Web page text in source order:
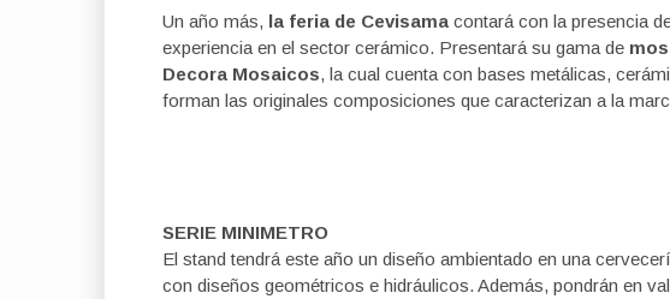
Un año más, la feria de Cevisama contará con la presencia
experiencia en el sector cerámico. Presentará su gama de
Decora Mosaicos, la cual cuenta con bases metálicas,
forman las originales composiciones que caracterizan a la
SERIE MINIMETRO
El stand tendrá este año un diseño ambientado en una
con diseños geométricos e hidráulicos. Además, pondrán en